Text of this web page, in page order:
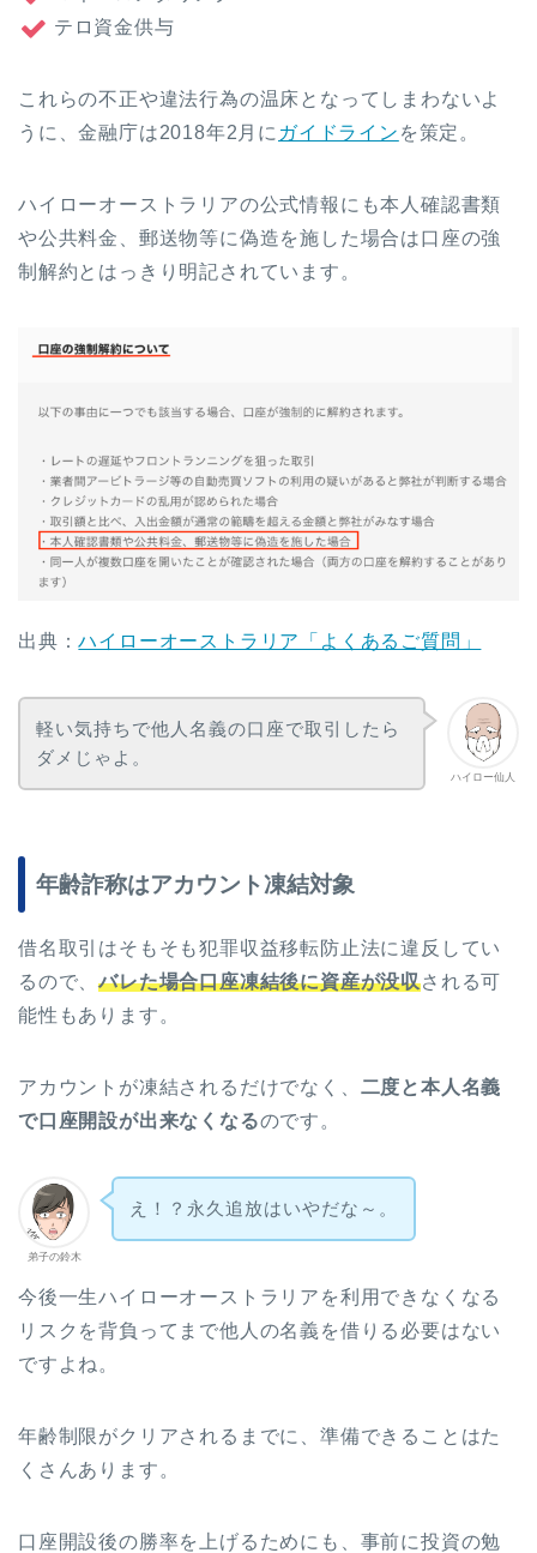
テロ資金供与
これらの不正や違法行為の温床となってしまわないよ
うに、金融庁は2018年2月に ガイドライン を策定。
ハイローオーストラリアの公式情報にも本人確認書類
や公共料金、郵送物等に偽造を施した場合は口座の強
制解約とはっきり明記されています。
出典：ハイローオーストラリア「よくあるご質問」
ハイロー仙人
軽い気持ちで他人名義の口座で取引したら
ダメじゃよ。
年齢詐称はアカウント凍結対象
借名取引はそもそも犯罪収益移転防止法に違反してい
るので、バレた場合口座凍結後に資産が没収される可
能性もあります。
アカウントが凍結されるだけでなく、 二度と本人名義
で口座開設が出来なくなるのです。
弟子の鈴木
え！？永久追放はいやだな～。
今後一生ハイローオーストラリアを利用できなくなる
リスクを背負ってまで他人の名義を借りる必要はない
ですよね。
年齢制限がクリアされるまでに、準備できることはた
くさんあります。
口座開設後の勝率を上げるためにも、事前に投資の勉